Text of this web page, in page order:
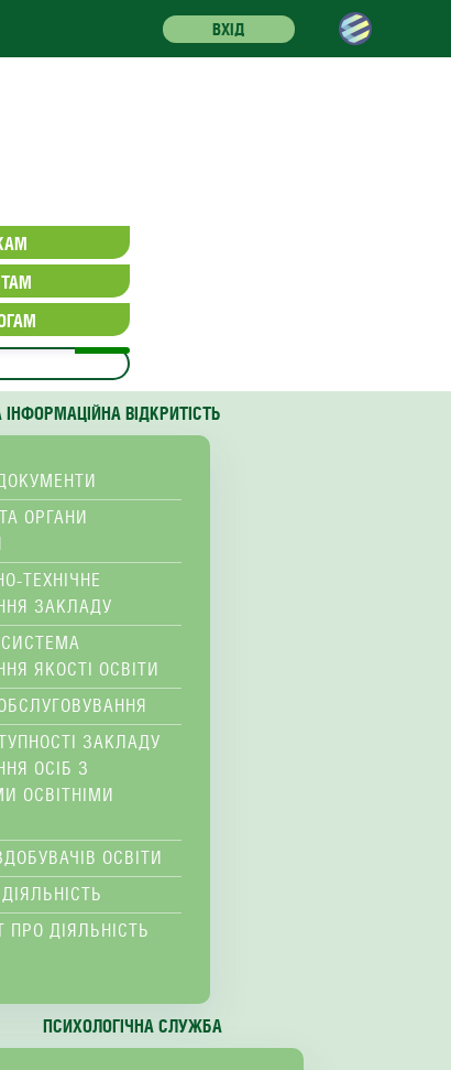
ВХІД
ІНФОРМАЦІЙНА ВІДКРИТІСТЬ
ОРГАНИ
ТЕХНІЧНЕ
ЗАКЛАДУ
ЯКОСТІ ОСВІТИ
ЗАКЛАДУ
ОСІБ З
ОСВІТНІМИ
ОСВІТИ
ПРО ДІЯЛЬНІСТЬ
ПСИХОЛОГІЧНА СЛУЖБА